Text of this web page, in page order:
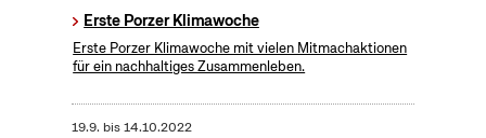
Erste Porzer Klimawoche
Erste Porzer Klimawoche mit vielen Mitmachaktionen
für ein nachhaltiges Zusammenleben.
19.9. bis14.10.2022